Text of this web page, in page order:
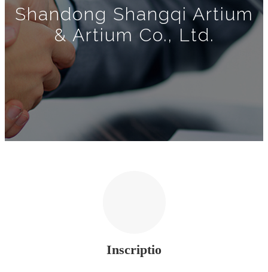
Shandong Shangqi Artium
& Artium Co., Ltd.
Inscriptio